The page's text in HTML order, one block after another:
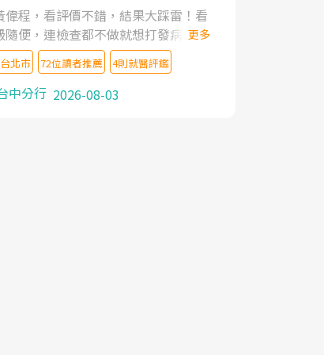
搜尋杜主任相關文章新聞跟網路評價
定決心飛回台北找杜醫師診治. 杜主
針跟增生治療真的很厲害,第一次乾針
整個肩頸鬆開,回家特別好睡,經過幾次
年頑疾已經好了大半,杜主任除了打針
,還會一直交代要改善姿勢跟好好做運
偉程，看評價不錯，結果大踩雷！看
隨便，連檢查都不做就想打發病人，
的官威 ... 想詢問病情還被陰陽怪氣嘲
。可能好評帶來的大頭症，變得自負
病人。醫術也不行，畢竟連檢查都懶
治療會有用才怪。大家避雷吧！
更多
台北市 72位讀者推薦 4則就醫評鑑
中分行 2026-08-03